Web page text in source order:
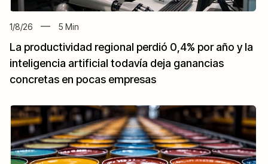
1/8/26 5 Min
La productividad regional perdió 0,4% por año y la
inteligencia artificial todavía deja ganancias
concretas en pocas empresas